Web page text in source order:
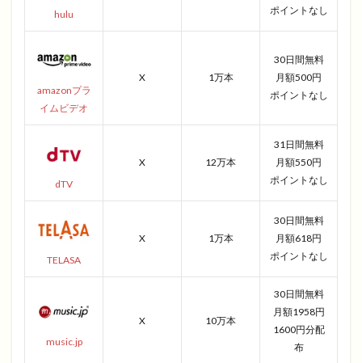
hulu
ポイントなし
amazonプラ
イムビデオ
X 1万本
30日間無料
月額500円
ポイントなし
dTV
X 12万本
31日間無料
月額550円
ポイントなし
TELASA
X 1万本
30日間無料
月額618円
ポイントなし
music.jp
X 10万本
30日間無料
月額1958円
1600円分配
布